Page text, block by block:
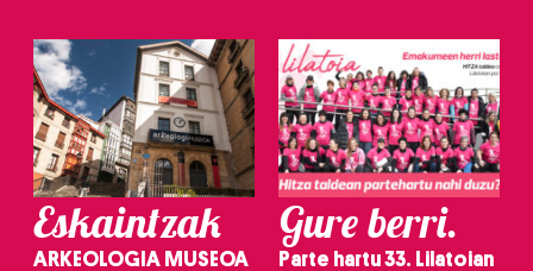
Eskaintzak
ARKEOLOGIA MUSEOA
Gure berri.
Parte hartu 33. Lilatoian